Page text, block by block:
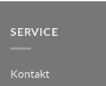
SERVICE
Kontakt